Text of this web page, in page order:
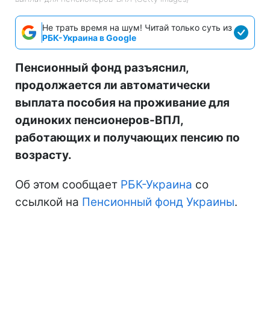
Не трать время на шум! Читай только суть из
РБК-Украина в Google
Пенсионный фонд разъяснил,
продолжается ли автоматически
выплата пособия на проживание для
одиноких пенсионеров-ВПЛ,
работающих и получающих пенсию по
возрасту.
Об этом сообщает РБК-Украина со
ссылкой на Пенсионный фонд Украины.